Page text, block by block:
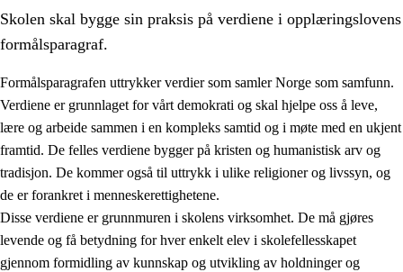
1. Opplæringens verdigrunnlag
1.1 Menneskeverdet
1.2 Identitet og kulturelt mangfold
1.3 Kritisk tenkning og etisk bevissthet
Skolen skal bygge sin praksis på verdiene i opplæringslovens
formålsparagraf.
Formålsparagrafen uttrykker verdier som samler Norge som samfunn.
Verdiene er grunnlaget for vårt demokrati og skal hjelpe oss å leve,
lære og arbeide sammen i en kompleks samtid og i møte med en ukjent
framtid. De felles verdiene bygger på kristen og humanistisk arv og
tradisjon. De kommer også til uttrykk i ulike religioner og livssyn, og
de er forankret i menneskerettighetene.
Disse verdiene er grunnmuren i skolens virksomhet. De må gjøres
levende og få betydning for hver enkelt elev i skolefellesskapet
gjennom formidling av kunnskap og utvikling av holdninger og